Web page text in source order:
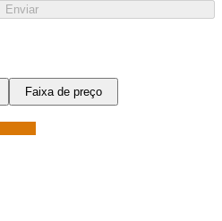
Enviar
Faixa de preço